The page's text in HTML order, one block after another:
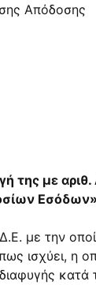
Απόδοσης
της με αριθ.
με την
ισχύει, η
κατά